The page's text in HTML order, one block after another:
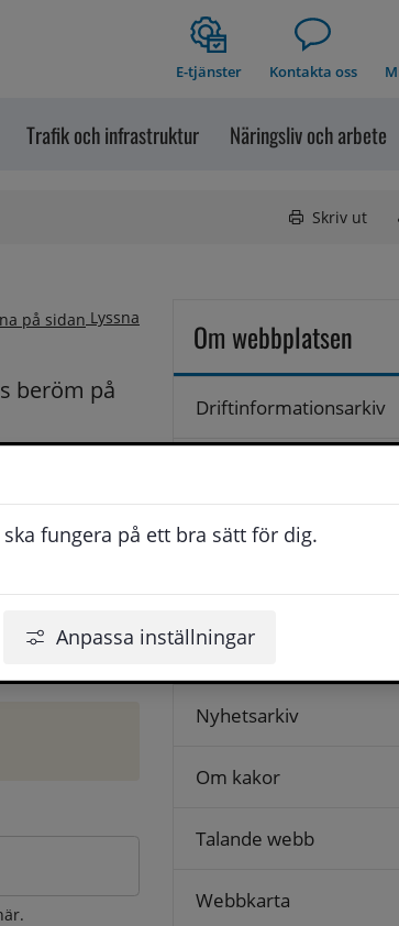
fungera på ett bra sätt för dig.
Anpassa inställningar
E-tjänster Kontakta oss
Trafik och infrastruktur Näringsliv och arbete
Skriv ut
Lyssna
beröm på
att vi ska
får du
på
Om webbplatsen
Driftinformationsarkiv
Hantering av
Kontakta oss
Logga in
Lämna synpunkt
Nyhetsarkiv
Om kakor
Talande webb
Webbkarta